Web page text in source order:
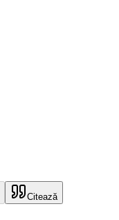
Citează